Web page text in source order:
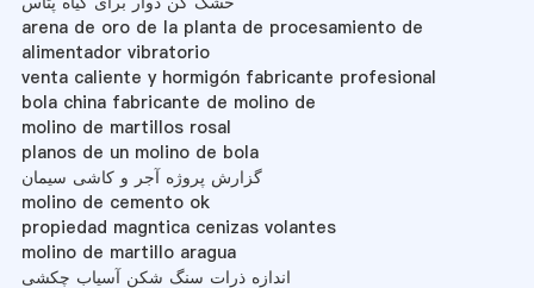
arena de oro de la planta de procesamiento de
alimentador vibratorio
venta caliente y hormigón fabricante profesional
bola china fabricante de molino de
molino de martillos rosal
planos de un molino de bola
گزارش پروژه آجر و کاشی سیمان
molino de cemento ok
propiedad magntica cenizas volantes
molino de martillo aragua
اندازه ذرات سنگ شکن آسیاب چکشی